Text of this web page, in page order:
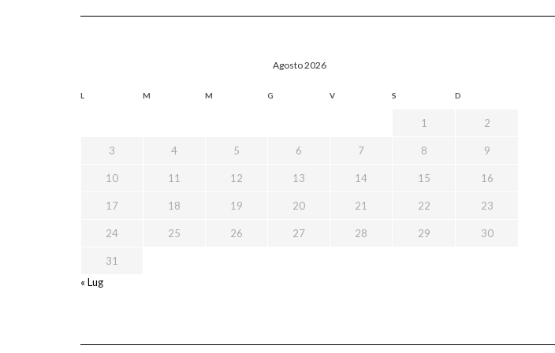
Agosto 2026
L M M G V S D
1 2
3 4 5 6 7 8 9
10 11 12 13 14 15 16
17 18 19 20 21 22 23
24 25 26 27 28 29 30
31
« Lug